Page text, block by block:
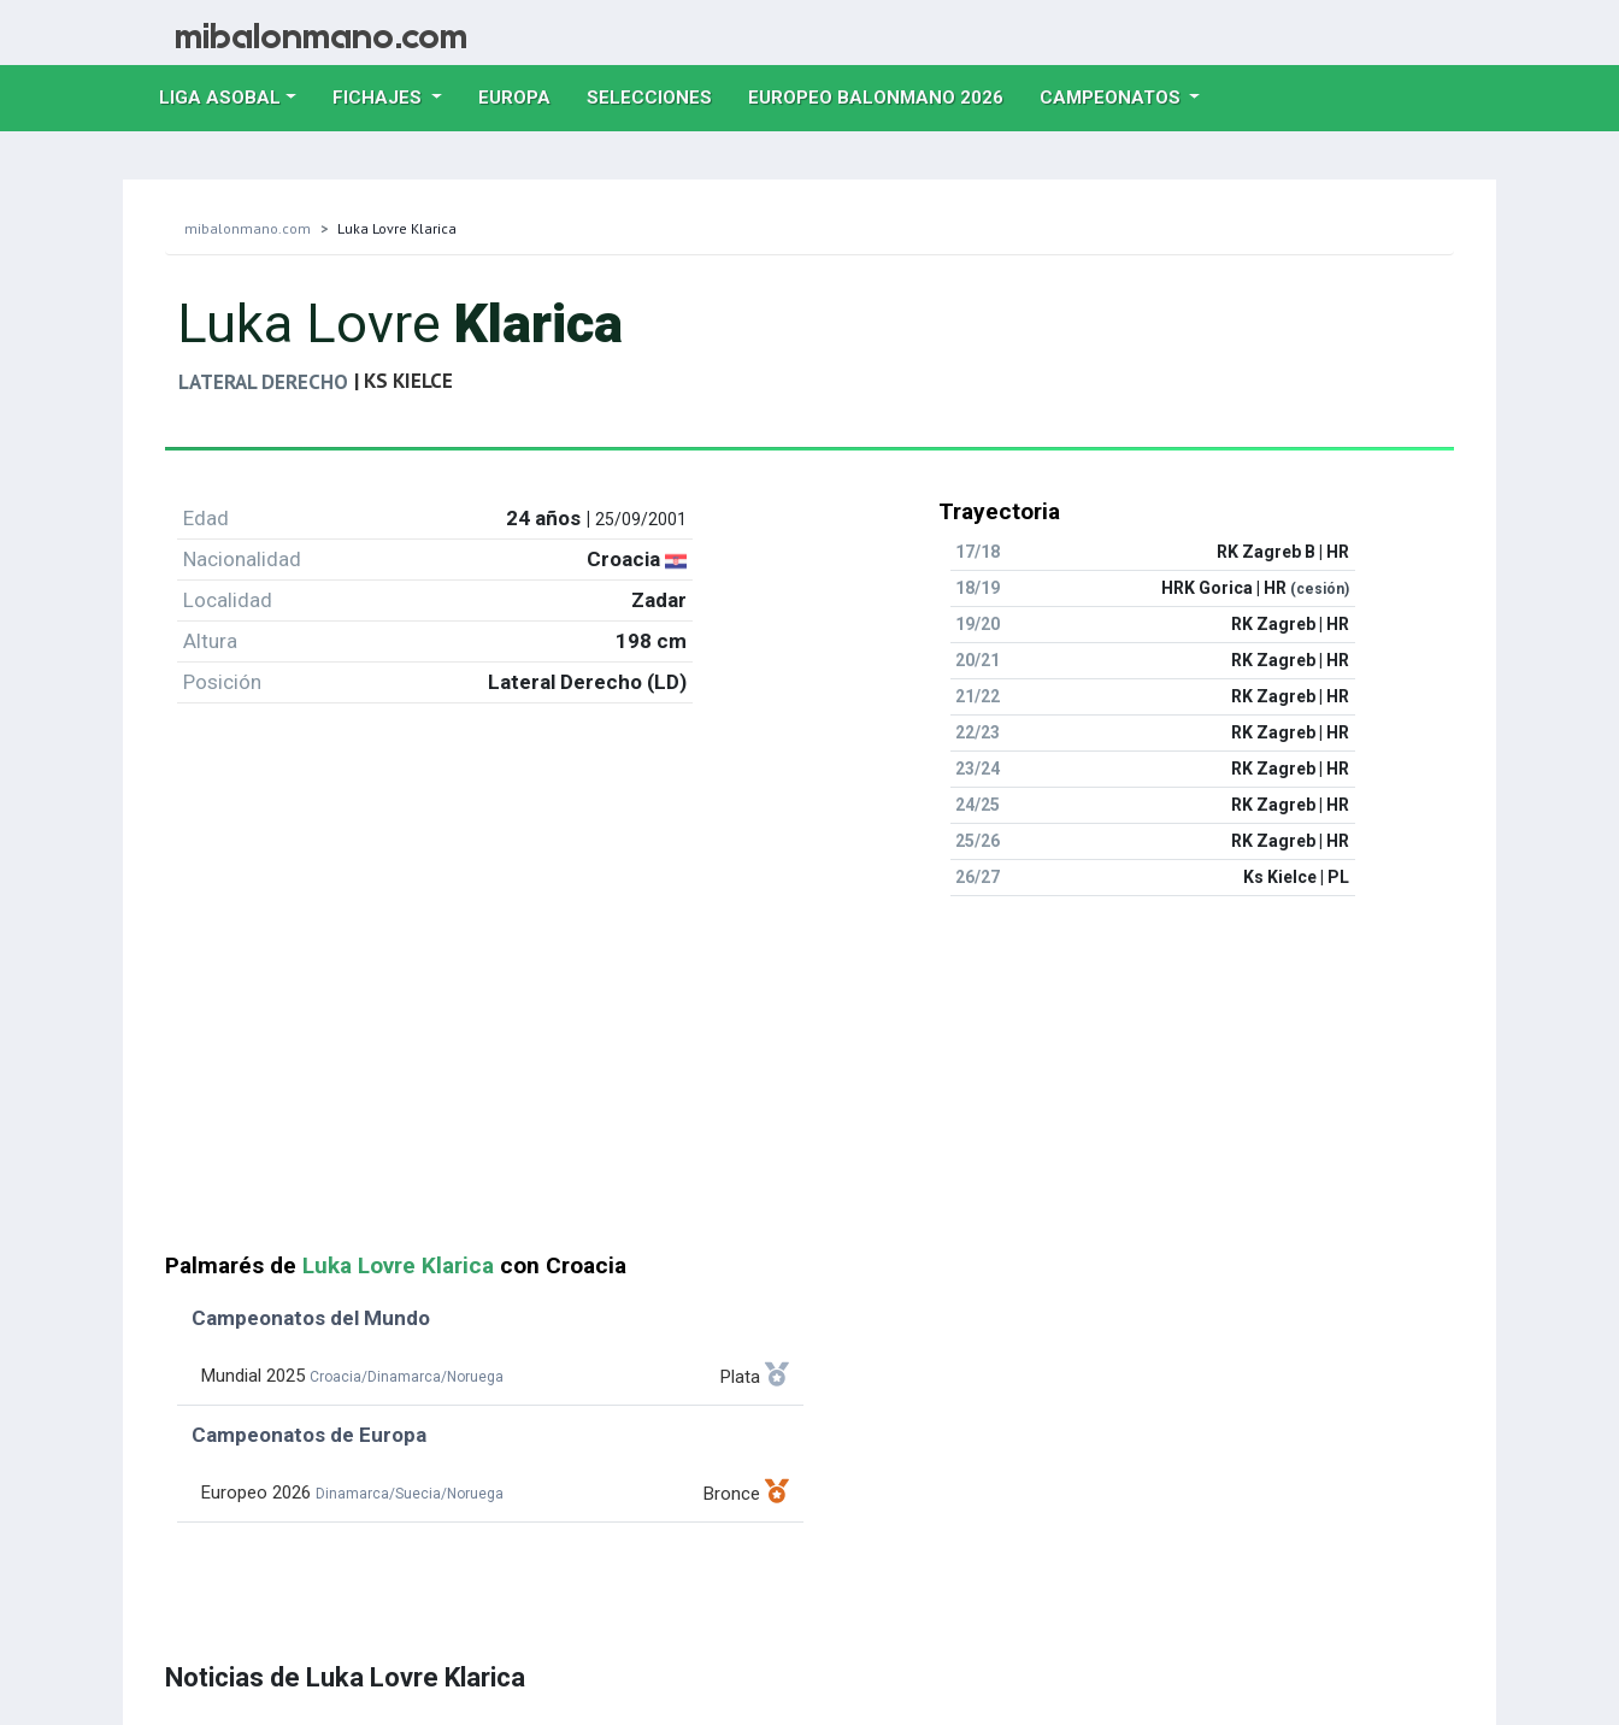
LIGA ASOBAL FICHAJES EUROPA(CURRENT)
SELECCIONES(CURRENT)
EUROPEO BALONMANO 2026(CURRENT)
CAMPEONATOS
mibalonmano.com Luka Lovre Klarica
Luka Lovre Klarica
LATERAL DERECHO | KS KIELCE
Edad 24 años |25/09/2001
Nacionalidad
Croacia
Localidad
Zadar
Altura
198 cm
Posición
Lateral Derecho (LD)
Trayectoria
17/18
RK Zagreb B | HR
18/19
HRK Gorica | HR (cesión)
19/20
RK Zagreb | HR
20/21
RK Zagreb | HR
21/22
RK Zagreb | HR
22/23
RK Zagreb | HR
23/24
RK Zagreb | HR
24/25
RK Zagreb | HR
25/26
RK Zagreb | HR
26/27
Ks Kielce | PL
Palmarés de Luka Lovre Klarica con Croacia
Campeonatos del Mundo
Mundial 2025 Croacia/Dinamarca/Noruega Plata
Campeonatos de Europa
Europeo 2026 Dinamarca/Suecia/Noruega Bronce
Noticias de Luka Lovre Klarica